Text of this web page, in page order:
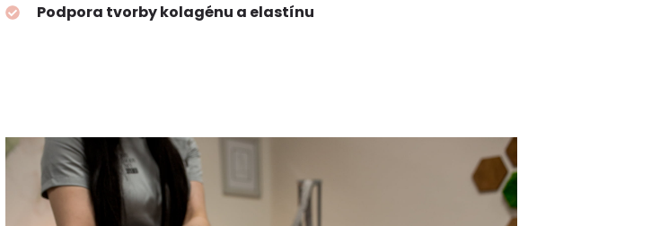
Podpora tvorby kolagénu a elastínu